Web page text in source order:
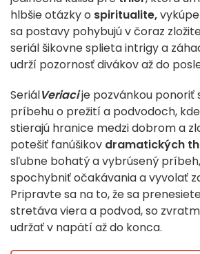
hlbšie otázky o spiritualite,
sa postavy pohybujú v čoraz
seriál šikovne splieta intrigy a
udrží pozornosť divákov až do
SeriálVeriacije pozvánkou ponoriť
príbehu o prežití a podvodoch,
stierajú hranice medzi dobrom a
potešiť fanúšikov dramatických
sľubne bohatý a vybrúsený
spochybniť očakávania a vyvolať
Pripravte sa na to, že sa
stretáva viera a podvod, so
udržať v napätí až do konca.